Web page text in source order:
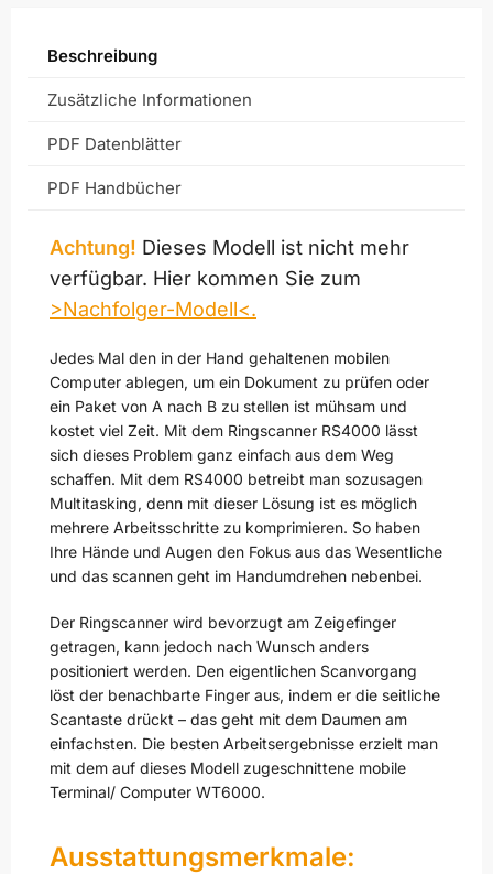
Beschreibung
Zusätzliche Informationen
PDF Datenblätter
PDF Handbücher
Achtung! Dieses Modell ist nicht mehr
verfügbar. Hier kommen Sie zum
>Nachfolger-Modell<.
Jedes Mal den in der Hand gehaltenen mobilen
Computer ablegen, um ein Dokument zu prüfen oder
ein Paket von A nach B zu stellen ist mühsam und
kostet viel Zeit. Mit dem Ringscanner RS4000 lässt
sich dieses Problem ganz einfach aus dem Weg
schaffen. Mit dem RS4000 betreibt man sozusagen
Multitasking, denn mit dieser Lösung ist es möglich
mehrere Arbeitsschritte zu komprimieren. So haben
Ihre Hände und Augen den Fokus aus das Wesentliche
und das scannen geht im Handumdrehen nebenbei.
Der Ringscanner wird bevorzugt am Zeigefinger
getragen, kann jedoch nach Wunsch anders
positioniert werden. Den eigentlichen Scanvorgang
löst der benachbarte Finger aus, indem er die seitliche
Scantaste drückt – das geht mit dem Daumen am
einfachsten. Die besten Arbeitsergebnisse erzielt man
mit dem auf dieses Modell zugeschnittene mobile
Terminal/ Computer WT6000.
Ausstattungsmerkmale: